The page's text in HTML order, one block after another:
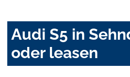
Audi S5 in
oder leasen